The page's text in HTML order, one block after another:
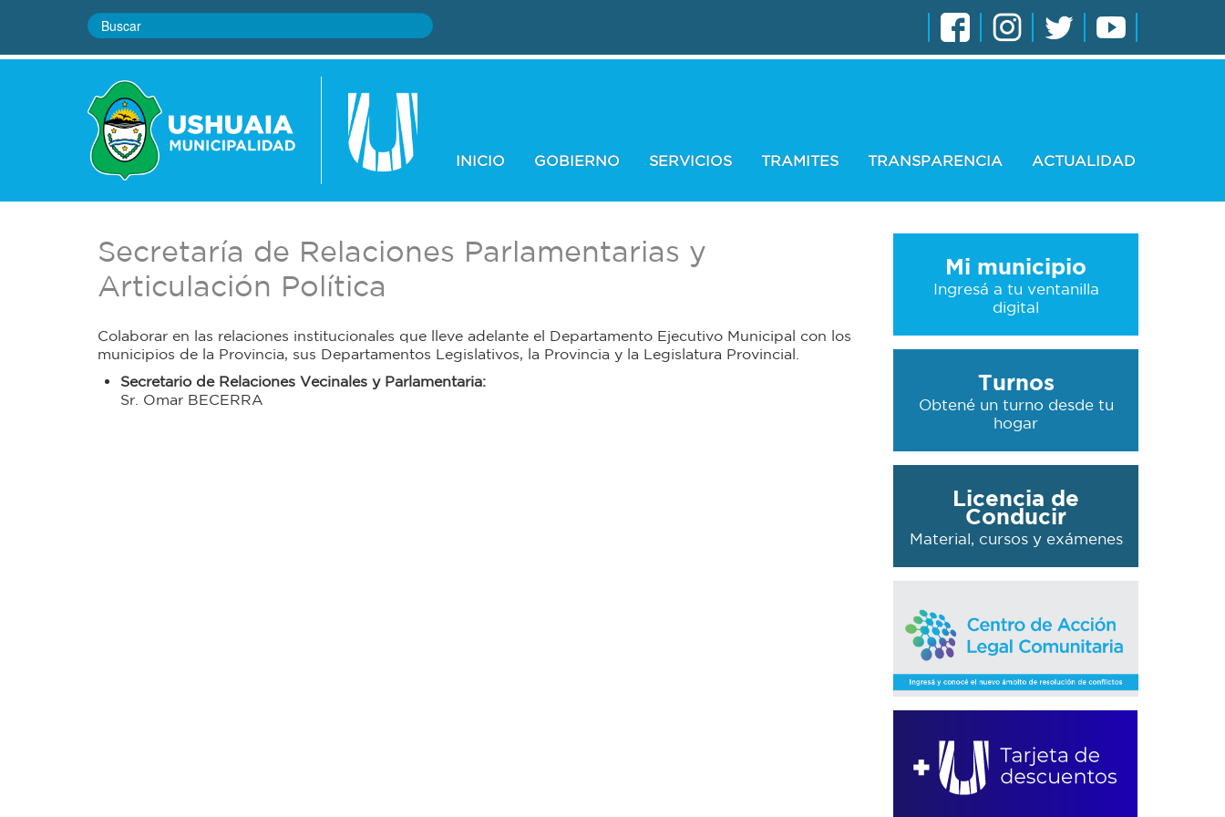
INICIO GOBIERNO SERVICIOS TRAMITES TRANSPARENCIA ACTUALIDAD
Secretaría de Relaciones Parlamentarias y
Articulación Política
Colaborar en las relaciones institucionales que lleve adelante el Departamento Ejecutivo Municipal con los
municipios de la Provincia, sus Departamentos Legislativos, la Provincia y la Legislatura Provincial.
Secretario de Relaciones Vecinales y Parlamentaria:
Sr. Omar BECERRA
Mi municipio
Ingresá a tu ventanilla
digital
Turnos
Obtené un turno desde tu
hogar
Licencia de
Conducir
Material, cursos y exámenes